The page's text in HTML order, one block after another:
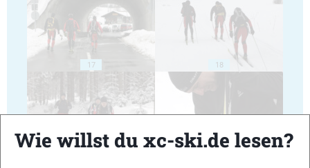
17 18
Wie willst du xc-ski.de lesen?